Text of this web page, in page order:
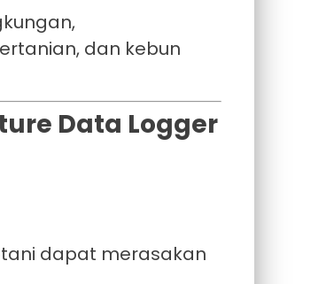
dan kebun
Data Logger
dapat merasakan